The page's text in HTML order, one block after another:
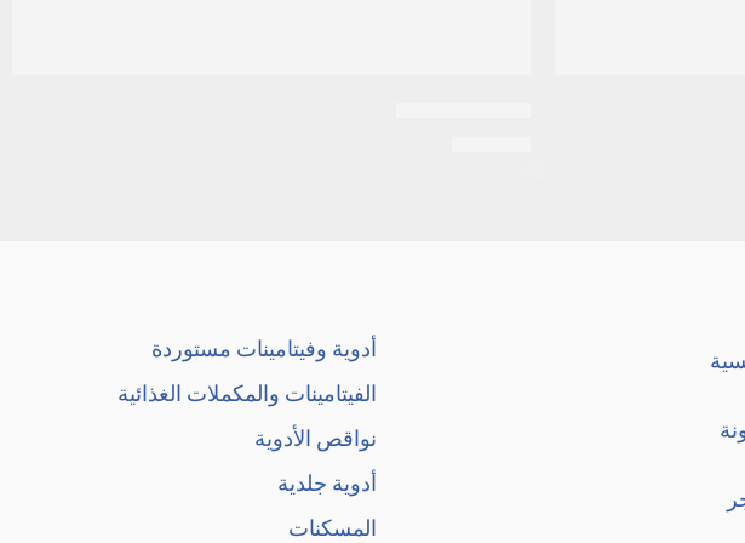
أدوية وفيتامينات مستوردة
الفيتامينات والمكملات الغذائية
نواقص الأدوية
أدوية جلدية
المسكنات